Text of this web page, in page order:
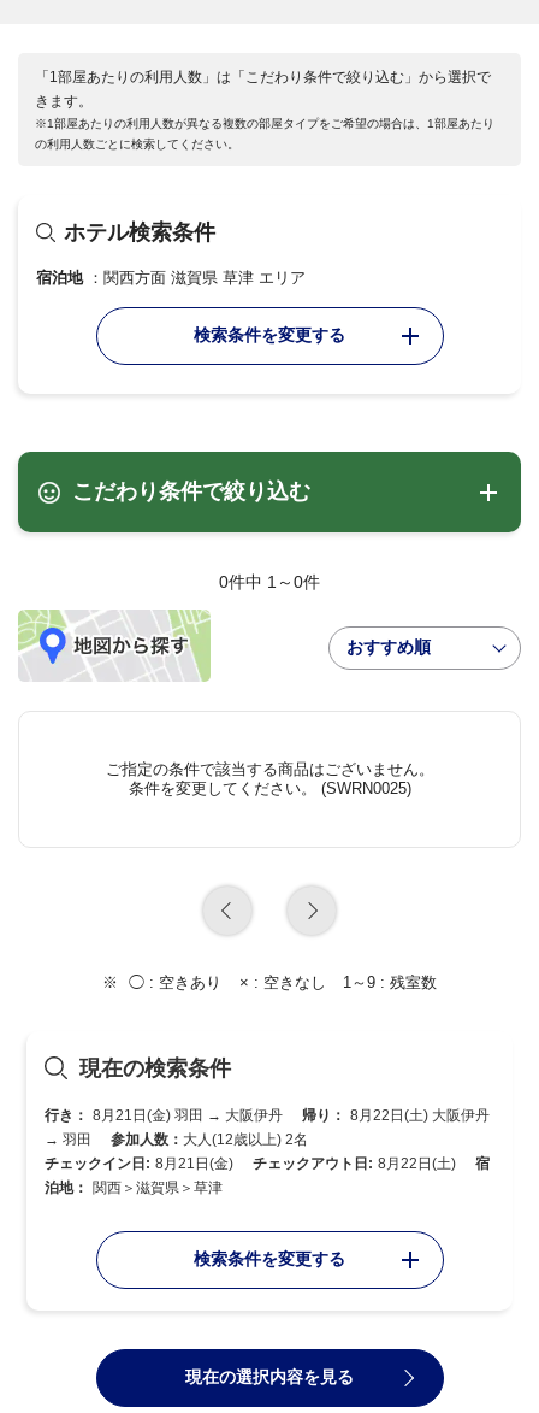
「1部屋あたりの利用人数」は「こだわり条件で絞り込む」から選択で
きます。
※1部屋あたりの利用人数が異なる複数の部屋タイプをご希望の場合は、1部屋あたり
の利用人数ごとに検索してください。
ホテル検索条件
宿泊地 関西方面 滋賀県 草津 エリア
検索条件を変更する
こだわり条件で絞り込む
0件中 1～0件
おすすめ順
ご指定の条件で該当する商品はございません。
条件を変更してください。 (SWRN0025)
◯ : 空きあり × : 空きなし 1～9 : 残室数
現在の検索条件
行き： 8月21日(金) 羽田 → 大阪伊丹 帰り： 8月22日(土) 大阪伊丹
→ 羽田
参加人数： 大人(12歳以上) 2名
チェックイン日: 8月21日(金) チェックアウト日: 8月22日(土)
宿
泊地： 関西＞滋賀県＞草津
検索条件を変更する
現在の選択内容を見る